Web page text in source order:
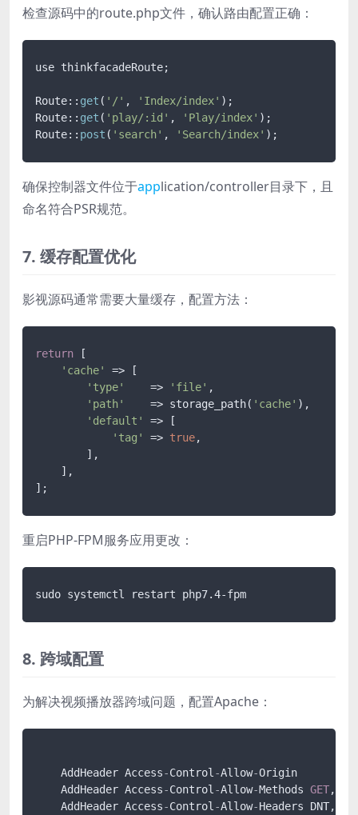
检查源码中的route.php文件，确认路由配置正确：
use thinkfacadeRoute;
Route:: get ( '/' , 'Index/index' );
Route:: get ( 'play/:id' , 'Play/index' );
Route:: post ( 'search' , 'Search/index'
确保控制器文件位于application/controller目录下，且
命名符合PSR规范。
7. 缓存配置优化
影视源码通常需要大量缓存，配置方法：
return [
'cache'
=> [
'type'
    =>
'file' ,
'path'
    => storage_path(
'cache' ),
'default'
=> [
'tag'
=> true,
        ],
    ],
重启PHP-FPM服务应用更改：
8. 跨域配置
为解决视频播放器跨域问题，配置Apache：
    AddHeader Access
-Control -Allow-Origin
    AddHeader Access
-Control -Allow-Methods GET,
    AddHeader Access
-Control -Allow-Headers DNT,X